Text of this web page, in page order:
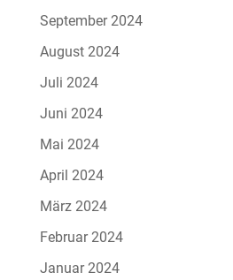
September 2024
August 2024
Juli 2024
Juni 2024
Mai 2024
April 2024
März 2024
Februar 2024
Januar 2024